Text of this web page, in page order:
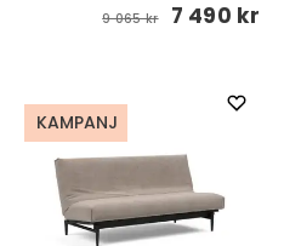
9 065 kr 7 490 kr
KAMPANJ